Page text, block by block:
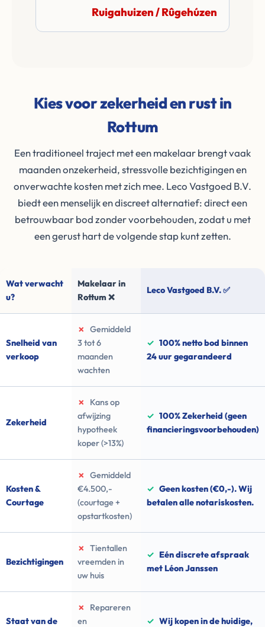
Ruigahuizen / Rûgehúzen
Kies voor zekerheid en rust in
Rottum
Een traditioneel traject met een makelaar brengt vaak
maanden onzekerheid, stressvolle bezichtigingen en
onverwachte kosten met zich mee. Leco Vastgoed B.V.
biedt een menselijk en discreet alternatief: direct een
betrouwbaar bod zonder voorbehouden, zodat u met
een gerust hart de volgende stap kunt zetten.
Wat verwacht
u?
Makelaar in
Rottum ❌
Leco Vastgoed B.V. ✅
Snelheid van
verkoop
✗
Gemiddeld
3 tot 6
maanden
wachten
✓ 100% netto bod binnen
24 uur gegarandeerd
Zekerheid
✗
Kans op
afwijzing
hypotheek
koper (>13%)
✓ 100% Zekerheid (geen
financieringsvoorbehouden)
Kosten &
Courtage
✗
Gemiddeld
€4.500,-
(courtage +
opstartkosten)
✓ Geen kosten (€0,-). Wij
betalen alle notariskosten.
Bezichtigingen
✗
Tientallen
vreemden in
uw huis
✓ Eén discrete afspraak
met Léon Janssen
Staat van de
✗
Repareren
en
✓ Wij kopen in de huidige,